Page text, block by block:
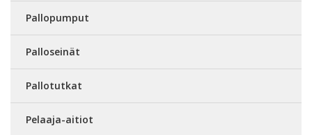
Pallopumput
Palloseinät
Pallotutkat
Pelaaja-aitiot